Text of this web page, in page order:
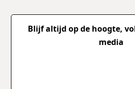
Blijf altijd op de hoogte,
media